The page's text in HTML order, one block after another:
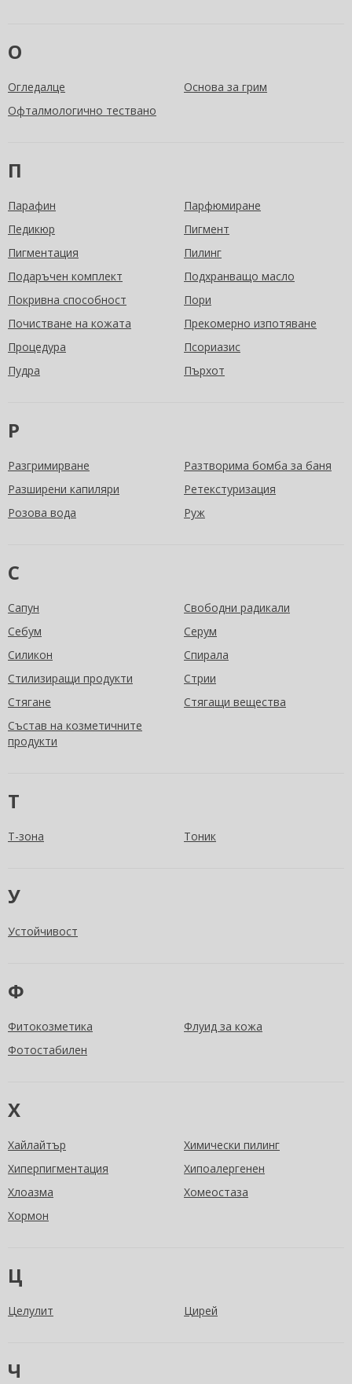
О
Огледалце
Основа за грим
Офталмологично тествано
П
Парафин
Парфюмиране
Педикюр
Пигмент
Пигментация
Пилинг
Подаръчен комплект
Подхранващо масло
Покривна способност
Пори
Почистване на кожата
Прекомерно изпотяване
Процедура
Псориазис
Пудра
Пърхот
Р
Разгримирване
Разтворима бомба за баня
Разширени капиляри
Ретекстуризация
Розова вода
Руж
С
Сапун
Свободни радикали
Себум
Серум
Силикон
Спирала
Стилизиращи продукти
Стрии
Стягане
Стягащи вещества
Състав на козметичните
продукти
Т
Т-зона Тоник
У
Устойчивост
Ф
Фитокозметика
Флуид за кожа
Фотостабилен
Х
Хайлайтър
Химически пилинг
Хиперпигментация
Хипоалергенен
Хлоазма
Хомеостаза
Хормон
Ц
Целулит Цирей
Ч